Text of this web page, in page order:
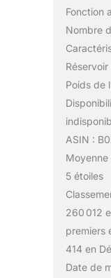
Fonction
Nombre
Poids de
ASIN :
5 étoiles
260 012
premiers
414 en
Date de